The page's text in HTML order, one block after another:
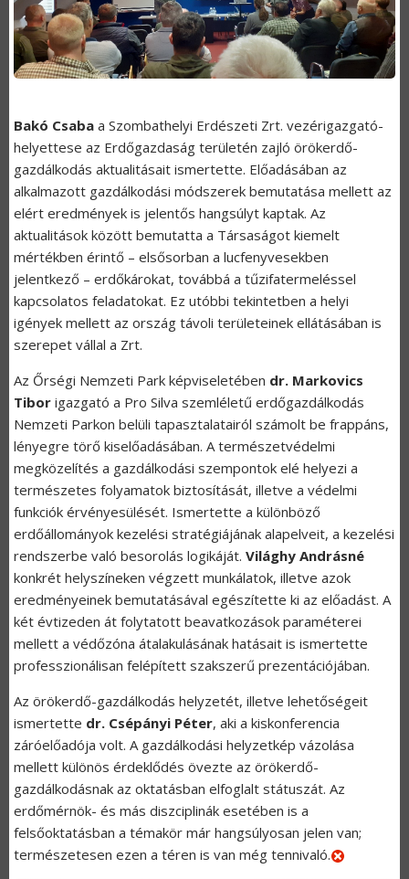
Bakó Csaba a Szombathelyi Erdészeti Zrt. vezérigazgató-
helyettese az Erdőgazdaság területén zajló örökerdő-
gazdálkodás aktualitásait ismertette. Előadásában az
alkalmazott gazdálkodási módszerek bemutatása mellett az
elért eredmények is jelentős hangsúlyt kaptak. Az
aktualitások között bemutatta a Társaságot kiemelt
mértékben érintő – elsősorban a lucfenyvesekben
jelentkező – erdőkárokat, továbbá a tűzifatermeléssel
kapcsolatos feladatokat. Ez utóbbi tekintetben a helyi
igények mellett az ország távoli területeinek ellátásában is
szerepet vállal a Zrt.
Az Őrségi Nemzeti Park képviseletében dr. Markovics
Tibor igazgató a Pro Silva szemléletű erdőgazdálkodás
Nemzeti Parkon belüli tapasztalatairól számolt be frappáns,
lényegre törő kiselőadásában. A természetvédelmi
megközelítés a gazdálkodási szempontok elé helyezi a
természetes folyamatok biztosítását, illetve a védelmi
funkciók érvényesülését. Ismertette a különböző
erdőállományok kezelési stratégiájának alapelveit, a kezelési
rendszerbe való besorolás logikáját. Világhy Andrásné
konkrét helyszíneken végzett munkálatok, illetve azok
eredményeinek bemutatásával egészítette ki az előadást. A
két évtizeden át folytatott beavatkozások paraméterei
mellett a védőzóna átalakulásának hatásait is ismertette
professzionálisan felépített szakszerű prezentációjában.
Az örökerdő-gazdálkodás helyzetét, illetve lehetőségeit
ismertette dr. Csépányi Péter, aki a kiskonferencia
záróelőadója volt. A gazdálkodási helyzetkép vázolása
mellett különös érdeklődés övezte az örökerdő-
gazdálkodásnak az oktatásban elfoglalt státuszát. Az
erdőmérnök- és más diszciplinák esetében is a
felsőoktatásban a témakör már hangsúlyosan jelen van;
természetesen ezen a téren is van még tennivaló.